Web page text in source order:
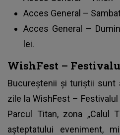
Acces General –
Acces General –
lei.
WishFest –
Bucureștenii și turiștii sunt
zile la WishFest –
Parcul Titan, zona „Calul
așteptatului eveniment,